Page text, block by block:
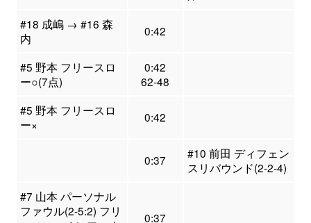
#18 成嶋 → #16 森
内
0:42
#5 野本 フリースロ
ー○(7点)
0:42
62-48
#5 野本 フリースロ
ー×
0:42
0:37
#10 前田 ディフェン
スリバウンド(2-2-4)
#7 山本 パーソナル
ファウル(2-5:2) フリ
0:37